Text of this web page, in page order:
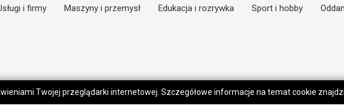
i firmy Maszyny i przemysł Edukacja i rozrywka Sport i hobby
Twojej przeglądarki internetowej. Szczegółowe informacje na temat cookie